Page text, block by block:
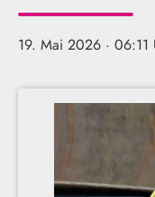
19. Mai 2026 · 06:11